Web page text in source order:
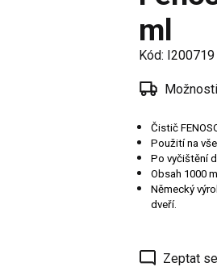
ml
Kód: I200719
Čistič
Použití na
Po vyčištění
Obsah 1000
Německý
dveří.
Zeptat se